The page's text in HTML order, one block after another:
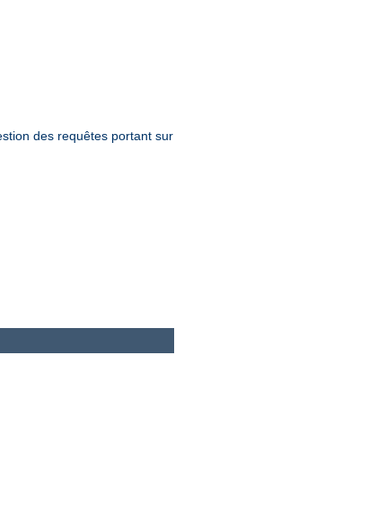
des requêtes portant sur